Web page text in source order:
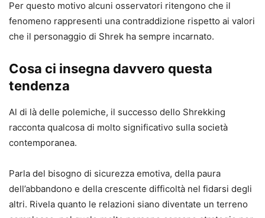
Per questo motivo alcuni osservatori ritengono che il
fenomeno rappresenti una contraddizione rispetto ai valori
che il personaggio di Shrek ha sempre incarnato.
Cosa ci insegna davvero questa
tendenza
Al di là delle polemiche, il successo dello Shrekking
racconta qualcosa di molto significativo sulla società
contemporanea.
Parla del bisogno di sicurezza emotiva, della paura
dell’abbandono e della crescente difficoltà nel fidarsi degli
altri. Rivela quanto le relazioni siano diventate un terreno